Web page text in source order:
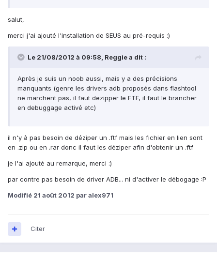
salut,
merci j'ai ajouté l'installation de SEUS au pré-requis :)
Le 21/08/2012 à 09:58, Reggie a dit :
Après je suis un noob aussi, mais y a des précisions
manquants (genre les drivers adb proposés dans flashtool
ne marchent pas, il faut dezipper le FTF, il faut le brancher
en debuggage activé etc)
il n'y à pas besoin de déziper un .ftf mais les fichier en lien sont
en .zip ou en .rar donc il faut les déziper afin d'obtenir un .ftf
je l'ai ajouté au remarque, merci :)
par contre pas besoin de driver ADB... ni d'activer le débogage :P
Modifié 21 août 2012 par alex971
Citer